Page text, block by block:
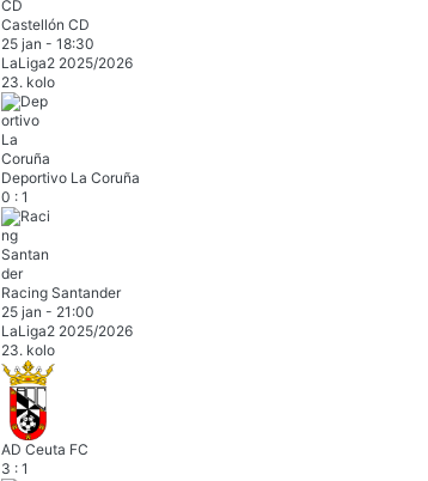
Castellón CD
25 jan - 18:30
LaLiga2 2025/2026
23. kolo
Deportivo La Coruña
0 : 1
Racing Santander
25 jan - 21:00
LaLiga2 2025/2026
23. kolo
AD Ceuta FC
3 : 1